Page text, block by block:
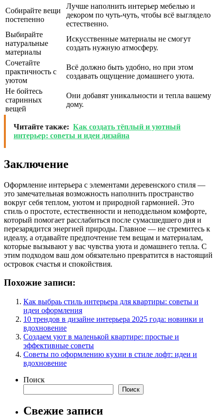
Собирайте вещи
постепенно
Лучше наполнить интерьер мебелью и
декором по чуть-чуть, чтобы всё выглядело
естественно.
Выбирайте
натуральные
материалы
Искусственные материалы не смогут
создать нужную атмосферу.
Сочетайте
практичность с
уютом
Всё должно быть удобно, но при этом
создавать ощущение домашнего уюта.
Не бойтесь
старинных
вещей
Они добавят уникальности и тепла вашему
дому.
Читайте также: Как создать тёплый и уютный
интерьер: советы и идеи дизайна
Заключение
Оформление интерьера с элементами деревенского стиля —
это замечательная возможность наполнить пространство
вокруг себя теплом, уютом и природной гармонией. Это
стиль о простоте, естественности и неподдельном комфорте,
который помогает расслабиться после сумасшедшего дня и
перезарядится энергией природы. Главное — не стремитесь к
идеалу, а отдавайте предпочтение тем вещам и материалам,
которые вызывают у вас чувства уюта и домашнего тепла. С
этим подходом ваш дом обязательно превратится в настоящий
островок счастья и спокойствия.
Похожие записи:
Как выбраь стиль интерьера для квартиры: советы и
идеи оформления
10 трендов в дизайне интерьера 2025 года: новинки и
вдохновение
Создаем уют в маленькой квартире: простые и
эффективные советы
Советы по оформлению кухни в стиле лофт: идеи и
вдохновение
Поиск
Поиск
Свежие записи